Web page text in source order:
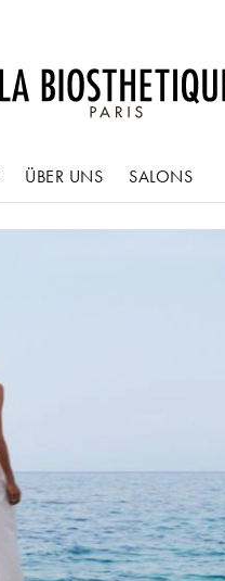
ÜBER UNS SALONS